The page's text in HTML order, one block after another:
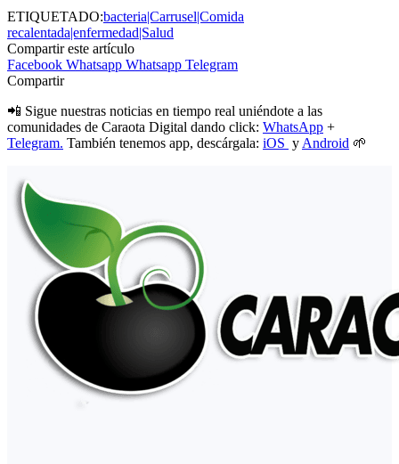
ETIQUETADO:bacteria|Carrusel|Comida
recalentada|enfermedad|Salud
Compartir este artículo
Facebook Whatsapp Whatsapp Telegram
Compartir
📲 Sigue nuestras noticias en tiempo real uniéndote a las
comunidades de Caraota Digital dando click: WhatsApp +
Telegram. También tenemos app, descárgala: iOS y Android 🌱